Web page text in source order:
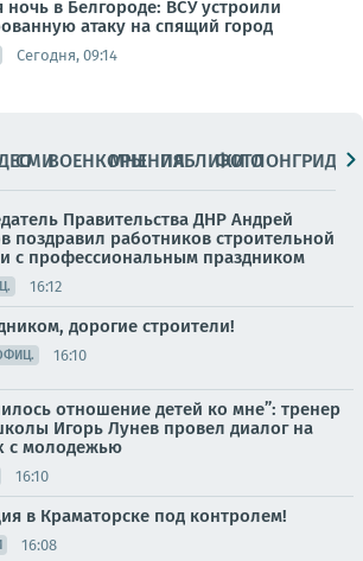
ночь в Белгороде: ВСУ устроили
атаку на спящий город
Сегодня, 09:14
СМИВОЕНКОРЫМНЕНИЯПАБЛИКИ
ФОТОЛОНГРИДЫ
Правительства ДНР Андрей
поздравил работников строительной
с профессиональным праздником
16:12
дорогие строители!
16:10
отношение детей ко мне”: тренер
Игорь Лунев провел диалог на
с молодежью
16:10
в Краматорске под контролем!
16:08